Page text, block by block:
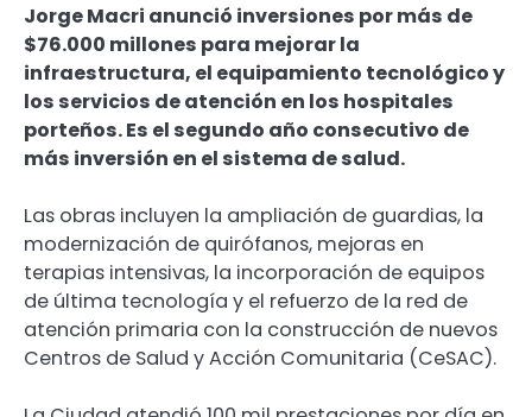
Jorge Macri anunció inversiones por más de
$76.000 millones para mejorar la
infraestructura, el equipamiento tecnológico y
los servicios de atención en los hospitales
porteños. Es el segundo año consecutivo de
más inversión en el sistema de salud.
Las obras incluyen la ampliación de guardias, la
modernización de quirófanos, mejoras en
terapias intensivas, la incorporación de equipos
de última tecnología y el refuerzo de la red de
atención primaria con la construcción de nuevos
Centros de Salud y Acción Comunitaria (CeSAC).